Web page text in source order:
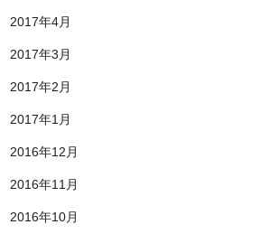
2017年4月
2017年3月
2017年2月
2017年1月
2016年12月
2016年11月
2016年10月